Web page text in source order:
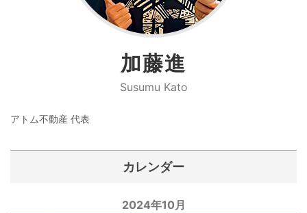
加藤進
Susumu Kato
アトム不動産 代表
カレンダー
2024年10月